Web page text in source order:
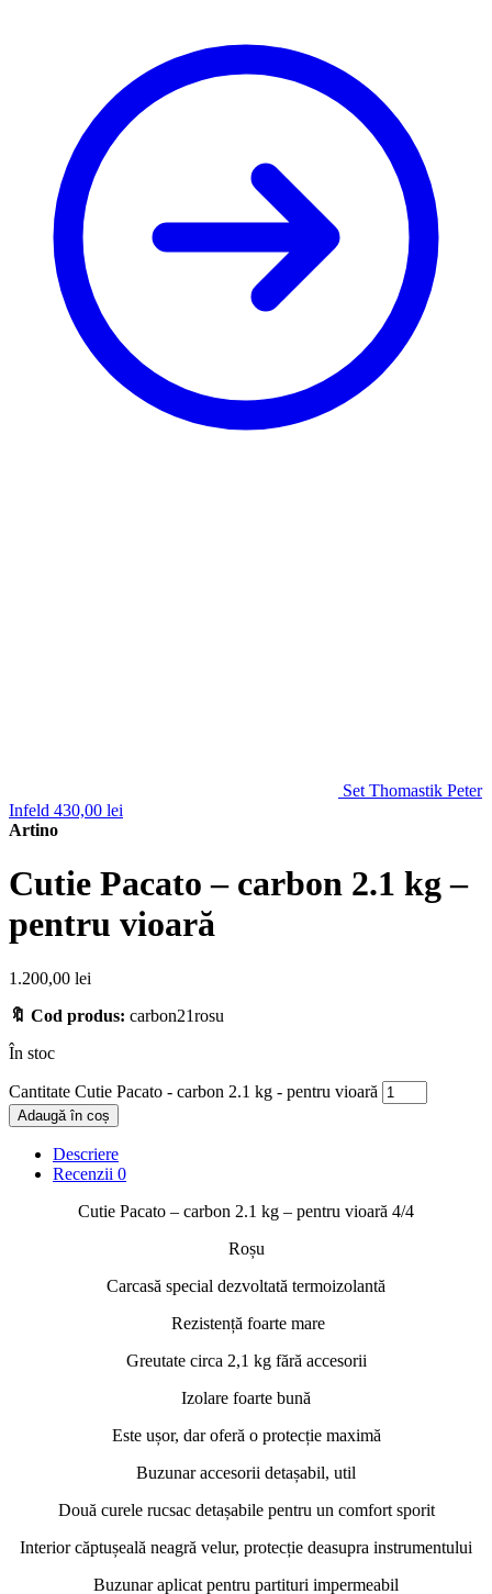
Set Thomastik Peter
Infeld 430,00 lei
Artino
Cutie Pacato – carbon 2.1 kg –
pentru vioară
1.200,00 lei
🔖 Cod produs: carbon21rosu
În stoc
Cantitate Cutie Pacato - carbon 2.1 kg - pentru vioară
Adaugă în coș
Descriere
Recenzii 0
Cutie Pacato – carbon 2.1 kg – pentru vioară 4/4
Roșu
Carcasă special dezvoltată termoizolantă
Rezistență foarte mare
Greutate circa 2,1 kg fără accesorii
Izolare foarte bună
Este ușor, dar oferă o protecție maximă
Buzunar accesorii detașabil, util
Două curele rucsac detașabile pentru un comfort sporit
Interior căptușeală neagră velur, protecție deasupra instrumentului
Buzunar aplicat pentru partituri impermeabil